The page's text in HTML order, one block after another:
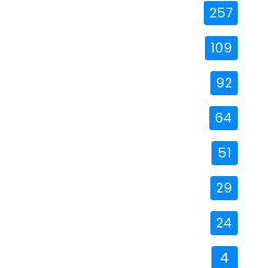
257
109
92
64
51
29
24
4